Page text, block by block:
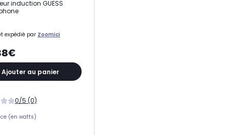
induction GUESS
expédié par Zoomici
Ajouter au panier
0/5 (0)
(en watts)